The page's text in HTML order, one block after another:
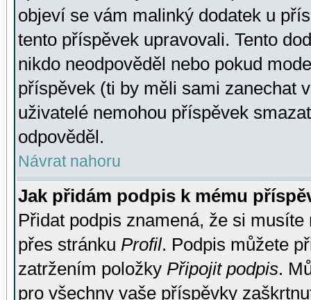
objeví se vám malinký dodatek u
tento příspěvek upravovali. Tento
nikdo neodpověděl nebo pokud
příspěvek (ti by měli sami zanechat
uživatelé nemohou příspěvek
odpověděl.
Návrat nahoru
Jak přidám podpis k mému
Přidat podpis znamená, že si
přes stránku Profil. Podpis můžete
zatržením položky Připojit podpis.
pro všechny vaše příspěvky